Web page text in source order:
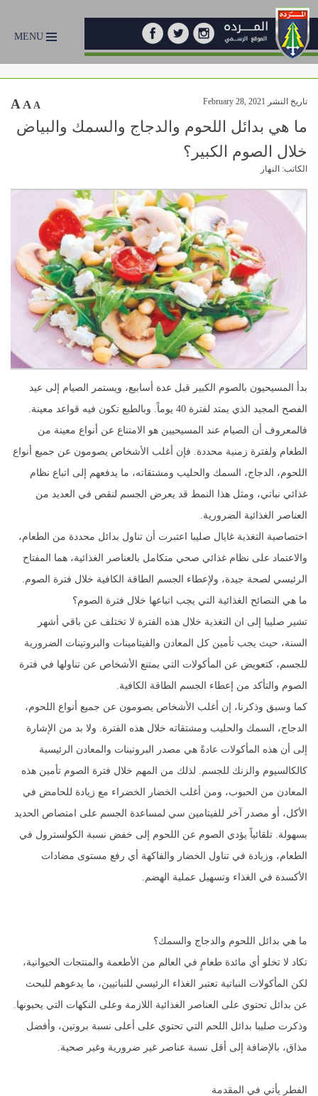
MENU
تاريخ النشر February 28, 2021 A A A
ما هي بدائل اللحوم والدجاج والسمك والبياض
خلال الصوم الكبير؟
الكاتب: النهار
بدأ المسيحيون بالصوم الكبير قبل عدة أسابيع، ويستمر الصيام إلى عيد
الفصح المجيد الذي يمتد لفترة 40 يوماً. وبالطبع تكون فيه قواعد معينة.
فالمعروف أن الصيام عند المسيحيين هو الامتناع عن أنواع معينة من
الطعام ولفترة زمنية محددة. فإن أغلب الأشخاص يصومون عن جميع أنواع
اللحوم، الدجاج، السمك والحليب ومشتقاته، ما يدفعهم إلى اتباع نظام
غذائي نباتي، ومثل هذا النمط قد يعرض الجسم لنقص في العديد من
العناصر الغذائية الضرورية.
اختصاصية التغذية غايال صليبا اعتبرت أن تناول بدائل محددة من الطعام،
والاعتماد على نظام غذائي صحي متكامل بالعناصر الغذائية، هما المفتاح
الرئيسي لصحة جيدة، ولإعطاء الجسم الطاقة الكافية خلال فترة الصوم.
ما هي النصائح الغذائية التي يجب اتباعها خلال فترة الصوم؟
تشير صليبا إلى ان التغذية خلال هذه الفترة لا تختلف عن باقي أشهر
السنة، حيث يجب تأمين كل المعادن والفيتامينات والبروتينات الضرورية
للجسم، كتعويض عن المأكولات التي يمتنع الأشخاص عن تناولها في فترة
الصوم والتأكد من إعطاء الجسم الطاقة الكافية.
كما وسبق وذكرنا، إن أغلب الأشخاص يصومون عن جميع أنواع اللحوم،
الدجاج، السمك والحليب ومشتقاته خلال هذه الفترة. ولا بد من الإشارة
إلى أن هذه المأكولات عادةً هي مصدر البروتينات والمعادن الرئيسية
كالكالسيوم والزنك للجسم. لذلك من المهم خلال فترة الصوم تأمين هذه
المعادن من الحبوب، ومن أغلب الخضار الخضراء مع زيادة للحامض في
الأكل، أو مصدر آخر للفيتامين سي لمساعدة الجسم على امتصاص الحديد
بسهولة. تلقائياً يؤدي الصوم عن اللحوم إلى خفض نسبة الكولسترول في
الطعام، وزيادة في تناول الخضار والفاكهة أي رفع مستوى مضادات
الأكسدة في الغذاء وتسهيل عملية الهضم.
ما هي بدائل اللحوم والدجاج والسمك؟
تكاد لا تخلو أي مائدة طعامٍ في العالم من الأطعمة والمنتجات الحيوانية،
لكن المأكولات النباتية تعتبر الغذاء الرئيسي للنباتيين، ما يدعوهم للبحث
عن بدائل تحتوي على العناصر الغذائية اللازمة وعلى النكهات التي يحبونها.
وذكرت صليبا بدائل اللحم التي تحتوي على أعلى نسبة بروتين، وأفضل
مذاق، بالإضافة إلى أقل نسبة عناصر غير ضرورية وغير صحية.
الفطر يأتي في المقدمة